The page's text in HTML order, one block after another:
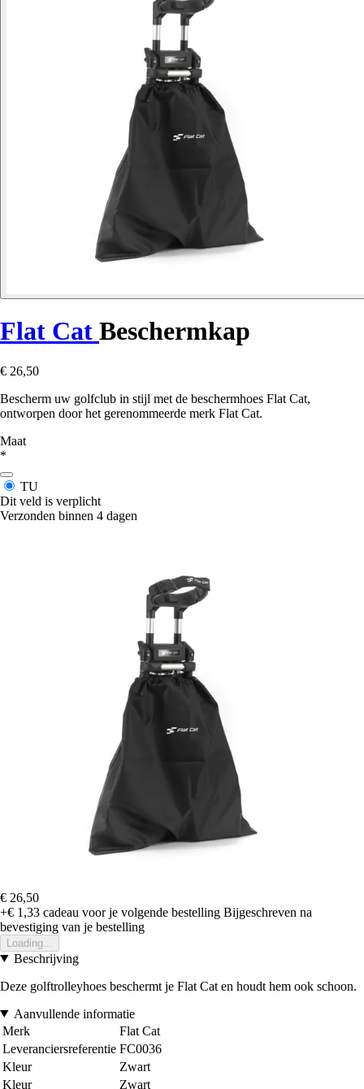
Flat Cat Beschermkap
€ 26,50
Bescherm uw golfclub in stijl met de beschermhoes Flat Cat,
ontworpen door het gerenommeerde merk Flat Cat.
Maat
*
TU
Dit veld is verplicht
Verzonden binnen 4 dagen
€ 26,50
+€ 1,33 cadeau voor je volgende bestelling Bijgeschreven na
bevestiging van je bestelling
Loading...
Beschrijving
Deze golftrolleyhoes beschermt je Flat Cat en houdt hem ook schoon.
Aanvullende informatie
Merk
Flat Cat
Leveranciersreferentie FC0036
Kleur
Zwart
Kleur
Zwart